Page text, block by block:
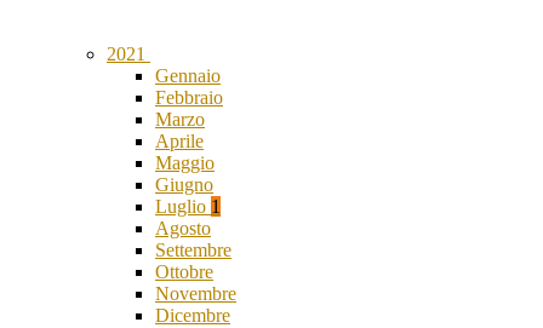
2021
Gennaio
Febbraio
Marzo
Aprile
Maggio
Giugno
Luglio 1
Agosto
Settembre
Ottobre
Novembre
Dicembre